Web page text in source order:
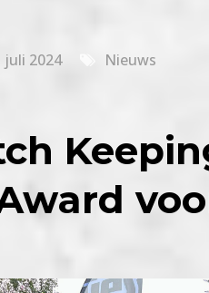
juli 2024 Nieuws